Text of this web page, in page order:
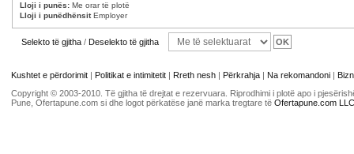
Lloji i punës: Me orar të plotë
Lloji i punëdhënsitEmployer
Selekto të gjitha / Deselekto të gjitha
Kushtet e përdorimit | Politikat e intimitetit | Rreth nesh | Përkrahja | Na rekomandoni |
Copyright © 2003-2010. Të gjitha të drejtat e rezervuara. Riprodhimi i plotë apo i
Pune, Ofertapune.com si dhe logot përkatëse janë marka tregtare të Ofertapune.com LLC